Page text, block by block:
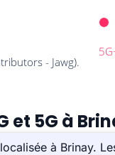
et 5G à
à Brinay.